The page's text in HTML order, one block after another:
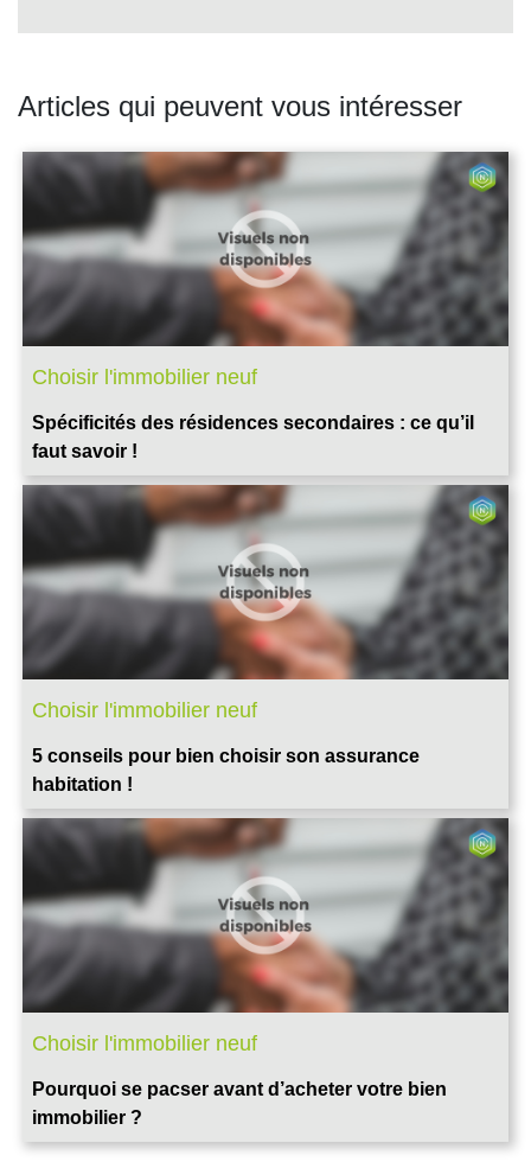
Articles qui peuvent vous intéresser
Choisir l'immobilier neuf
Spécificités des résidences secondaires : ce qu’il
faut savoir !
Choisir l'immobilier neuf
5 conseils pour bien choisir son assurance
habitation !
Choisir l'immobilier neuf
Pourquoi se pacser avant d’acheter votre bien
immobilier ?